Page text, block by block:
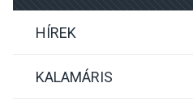
HÍREK
KALAMÁRIS